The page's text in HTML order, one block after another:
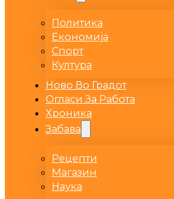
Политика
Економија
Спорт
Култура
Ново Во Градот
Огласи За Работа
Хроника
Забава
Рецепти
Магазин
Наука